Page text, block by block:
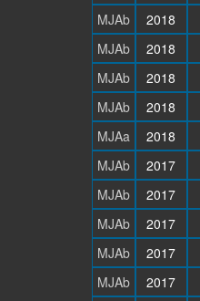
MJAb
2018
MJAb
2018
MJAb
2018
MJAb
2018
MJAa
2018
MJAb
2017
MJAb
2017
MJAb
2017
MJAb
2017
MJAb
2017